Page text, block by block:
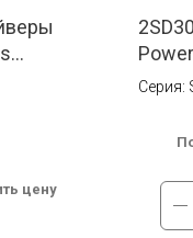
на
Channel
В
цену
Серия:
Тип
Мах.
Driver
Мах.